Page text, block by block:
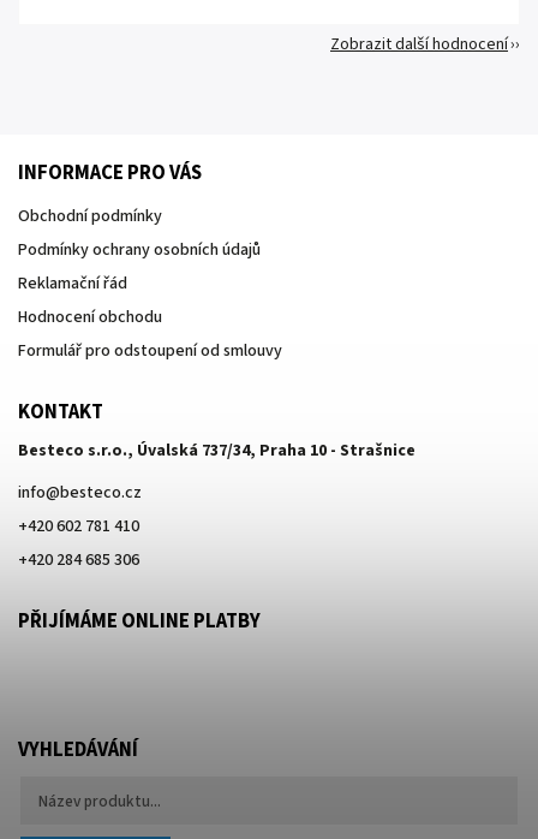
Zobrazit další hodnocení
INFORMACE PRO VÁS
Obchodní podmínky
Podmínky ochrany osobních údajů
Reklamační řád
Hodnocení obchodu
Formulář pro odstoupení od smlouvy
KONTAKT
Besteco s.r.o., Úvalská 737/34, Praha 10 - Strašnice
info@besteco.cz
+420 602 781 410
+420 284 685 306
PŘIJÍMÁME ONLINE PLATBY
VYHLEDÁVÁNÍ